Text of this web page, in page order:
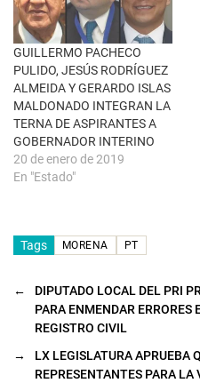
a
n
u
e
v
a
)
GUILLERMO PACHECO
PULIDO, JESÚS RODRÍGUEZ
ALMEIDA Y GERARDO ISLAS
MALDONADO INTEGRAN LA
TERNA DE ASPIRANTES A
GOBERNADOR INTERINO
20 de enero de 2019
En "Estado"
Tags MORENA PT
←
DIPUTADO LOCAL DEL PRI
PARA ENMENDAR ERRORES
REGISTRO CIVIL
→
LX LEGISLATURA APRUEBA
REPRESENTANTES PARA